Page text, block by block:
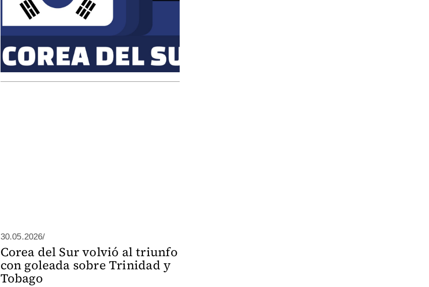
30.05.2026/
Corea del Sur volvió al triunfo
con goleada sobre Trinidad y
Tobago